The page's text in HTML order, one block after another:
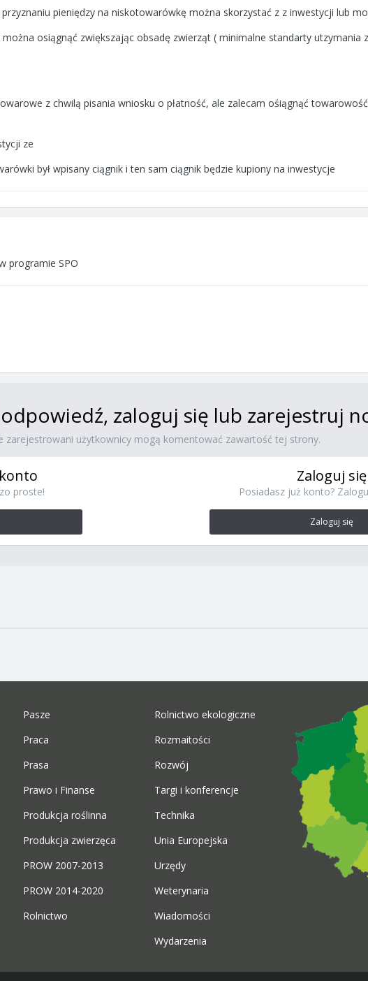
pieniędzy na niskotowarówkę można skorzystać z z inwestycji lub
osiągnąć zwiększając obsadę zwierząt ( minimalne standarty
z chwilą pisania wniosku o płatność, ale zalecam ośiągnąć
ze
był wpisany ciągnik i ten sam ciągnik będzie kupiony na inwestycje
programie SPO
odpowiedź, zaloguj się lub zarejestruj
zarejestrowani użytkownicy mogą komentować zawartość tej strony.
proste!
Zaloguj się
Posiadasz już konto?
Zaloguj się
Pasze
Praca
Prasa
Prawo i Finanse
Produkcja roślinna
Produkcja zwierzęca
PROW 2007-2013
PROW 2014-2020
Rolnictwo
Rolnictwo ekologiczne
Rozmaitości
Rozwój
Targi i konferencje
Technika
Unia Europejska
Urzędy
Weterynaria
Wiadomości
Wydarzenia